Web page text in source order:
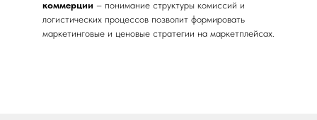
коммерции – понимание структуры комиссий и
логистических процессов позволит формировать
маркетинговые и ценовые стратегии на маркетплейсах.